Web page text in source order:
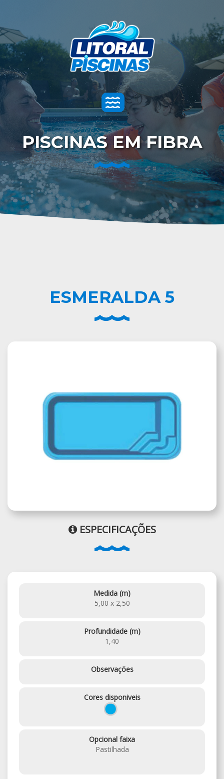
Toggle
navigation
PISCINAS EM FIBRA
ESMERALDA 5
ESPECIFICAÇÕES
Medida (m)
5,00 x 2,50
Profundidade (m)
1,40
Observações
Cores disponiveis
Opcional faixa
Pastilhada